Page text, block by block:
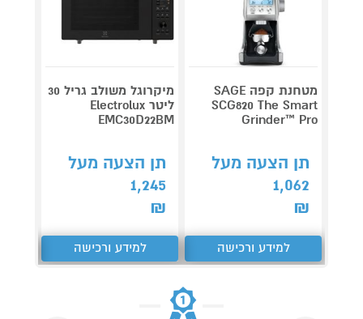
מטחנת קפה SAGE
SCG820 The Smart
Grinder™ Pro
תן הצעה מעל
1,062
₪
למידע ורכישה
מיקרוגל משולב גריל 30
ליטר Electrolux
EMC30D22BM
תן הצעה מעל
1,245
₪
למידע ורכישה